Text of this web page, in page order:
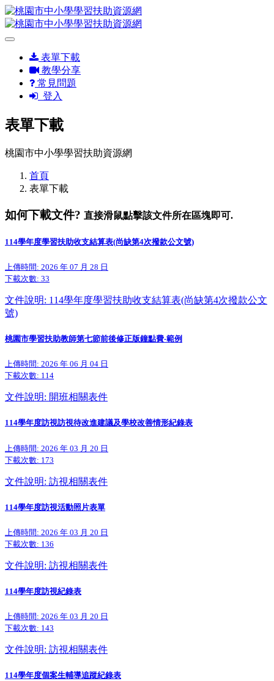
表單下載
教學分享
常見問題
登入
表單下載
桃園市中小學學習扶助資源網
首頁
表單下載
如何下載文件? 直接滑鼠點擊該文件所在區塊即可.
114學年度學習扶助收支結算表(尚缺第4次撥款公文號)
上傳時間: 2026 年 07 月 28 日
下載次數: 33
文件說明: 114學年度學習扶助收支結算表(尚缺第4次撥款公文
號)
桃園市學習扶助教師第七節前後修正版鐘點費-範例
上傳時間: 2026 年 06 月 04 日
下載次數: 114
文件說明: 開班相關表件
114學年度訪視訪視待改進建議及學校改善情形紀錄表
上傳時間: 2026 年 03 月 20 日
下載次數: 173
文件說明: 訪視相關表件
114學年度訪視活動照片表單
上傳時間: 2026 年 03 月 20 日
下載次數: 136
文件說明: 訪視相關表件
114學年度訪視紀錄表
上傳時間: 2026 年 03 月 20 日
下載次數: 143
文件說明: 訪視相關表件
114學年度個案生輔導追蹤紀錄表